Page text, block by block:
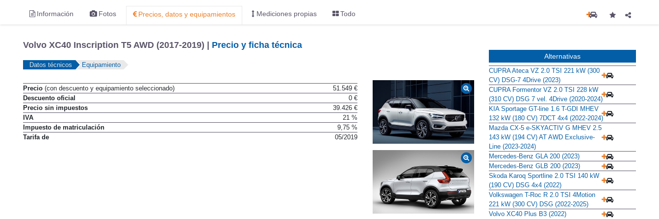
Información Fotos Precios, datos y equipamientos Mediciones propias Todo
Volvo XC40 Inscription T5 AWD (2017-2019) | Precio y ficha técnica
Datos técnicos Equipamiento
Precio (con descuento y equipamiento seleccionado)
51.549 €
Descuento oficial
0 €
Precio sin impuestos
39.426 €
IVA
21 %
Impuesto de matriculación
9,75 %
Tarifa de
05/2019
Alternativas
CUPRA Ateca VZ 2.0 TSI 221 kW (300
CV) DSG-7 4Drive (2023)
CUPRA Formentor VZ 2.0 TSI 228 kW
(310 CV) DSG 7 vel. 4Drive (2020-2024)
KIA Sportage GT-line 1.6 T-GDI MHEV
132 kW (180 CV) 7DCT 4x4 (2022-2024)
Mazda CX-5 e-SKYACTIV G MHEV 2.5
143 kW (194 CV) AT AWD Exclusive-
Line (2023-2024)
Mercedes-Benz GLA 200 (2023)
Mercedes-Benz GLB 200 (2023)
Skoda Karoq Sportline 2.0 TSI 140 kW
(190 CV) DSG 4x4 (2022)
Volkswagen T-Roc R 2.0 TSI 4Motion
221 kW (300 CV) DSG (2022-2025)
Volvo XC40 Plus B3 (2022)